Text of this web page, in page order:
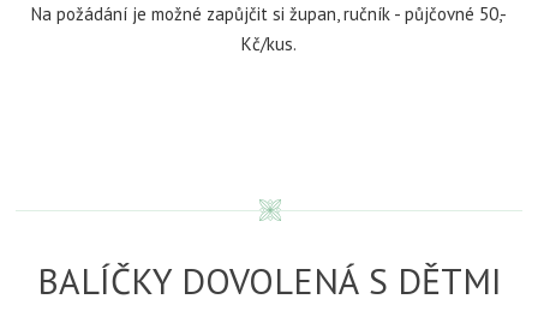
Na požádání je možné zapůjčit si župan, ručník - půjčovné 50,-
Kč/kus.
BALÍČKY DOVOLENÁ S DĚTMI